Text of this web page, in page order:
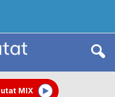
MIX